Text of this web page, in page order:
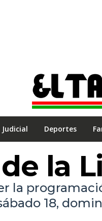
Judicial Deportes
de la
la
18,